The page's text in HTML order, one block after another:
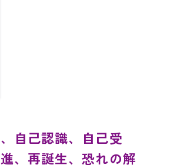
自己認識、自己受
、再誕生、恐れの解